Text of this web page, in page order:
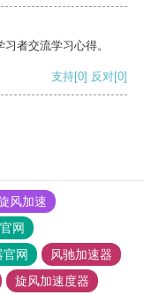
者交流学习心得。
支持[0] 反对[0]
风加速
网
官网
风驰加速器
旋风加速度器